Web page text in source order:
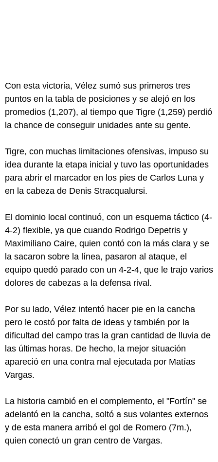
Con esta victoria, Vélez sumó sus primeros tres
puntos en la tabla de posiciones y se alejó en los
promedios (1,207), al tiempo que Tigre (1,259) perdió
la chance de conseguir unidades ante su gente.
Tigre, con muchas limitaciones ofensivas, impuso su
idea durante la etapa inicial y tuvo las oportunidades
para abrir el marcador en los pies de Carlos Luna y
en la cabeza de Denis Stracqualursi.
El dominio local continuó, con un esquema táctico (4-
4-2) flexible, ya que cuando Rodrigo Depetris y
Maximiliano Caire, quien contó con la más clara y se
la sacaron sobre la línea, pasaron al ataque, el
equipo quedó parado con un 4-2-4, que le trajo varios
dolores de cabezas a la defensa rival.
Por su lado, Vélez intentó hacer pie en la cancha
pero le costó por falta de ideas y también por la
dificultad del campo tras la gran cantidad de lluvia de
las últimas horas. De hecho, la mejor situación
apareció en una contra mal ejecutada por Matías
Vargas.
La historia cambió en el complemento, el "Fortín" se
adelantó en la cancha, soltó a sus volantes externos
y de esta manera arribó el gol de Romero (7m.),
quien conectó un gran centro de Vargas.